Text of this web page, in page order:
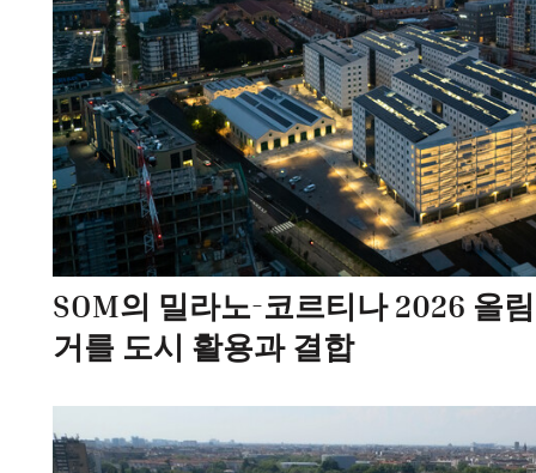
SOM의 밀라노-코르티나 2026 올
거를 도시 활용과 결합